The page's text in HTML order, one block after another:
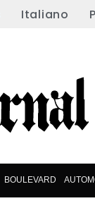
Italiano
BOULEVARD